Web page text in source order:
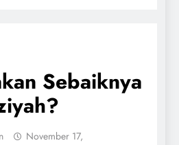
Sebaiknya
November 17,